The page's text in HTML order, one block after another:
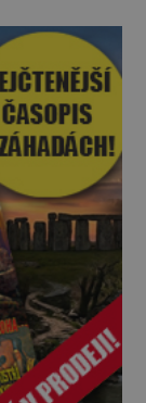
vytesat,